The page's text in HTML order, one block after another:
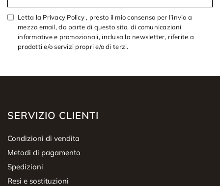
Letta la Privacy Policy , presto il mio consenso per l’invio a
mezzo email, da parte di questo sito, di comunicazioni
informative e promozionali, inclusa la newsletter, riferite a
prodotti e/o servizi propri e/o di terzi.
SERVIZIO CLIENTI
Condizioni di vendita
Metodi di pagamento
Spedizioni
Resi e sostituzioni